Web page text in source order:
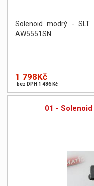
Solenoid modrý - SLT
AW5551SN
1 798Kč
bez DPH 1 486 Kč
01 -